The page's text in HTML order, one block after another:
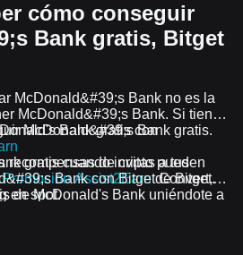
cómo conseguir
Bank gratis, Bitget
McDonald&#39;s Bank no es la
McDonald&#39;s Bank. Si tienes
McDonald&#39;s Bank gratis.
Bank gratis con
gratis cuando invitas a tus
Promoción Assist2Earnde Bitget.
de McDonald's Bank uniéndote a
recompensas de cripto pueden
Bank con Bitget Convert,
en spot.